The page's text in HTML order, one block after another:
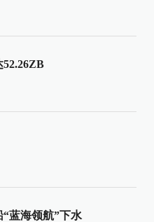
蓝海领航”下水